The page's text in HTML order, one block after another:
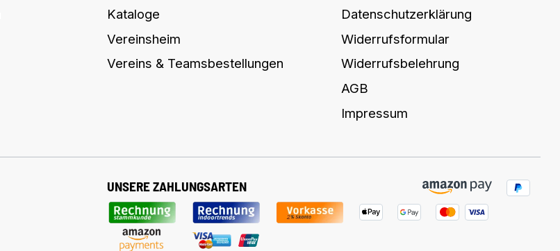
Kataloge
Vereinsheim
Vereins & Teamsbestellungen
Datenschutzerklärung
Widerrufsformular
Widerrufsbelehrung
AGB
Impressum
UNSERE ZAHLUNGSARTEN